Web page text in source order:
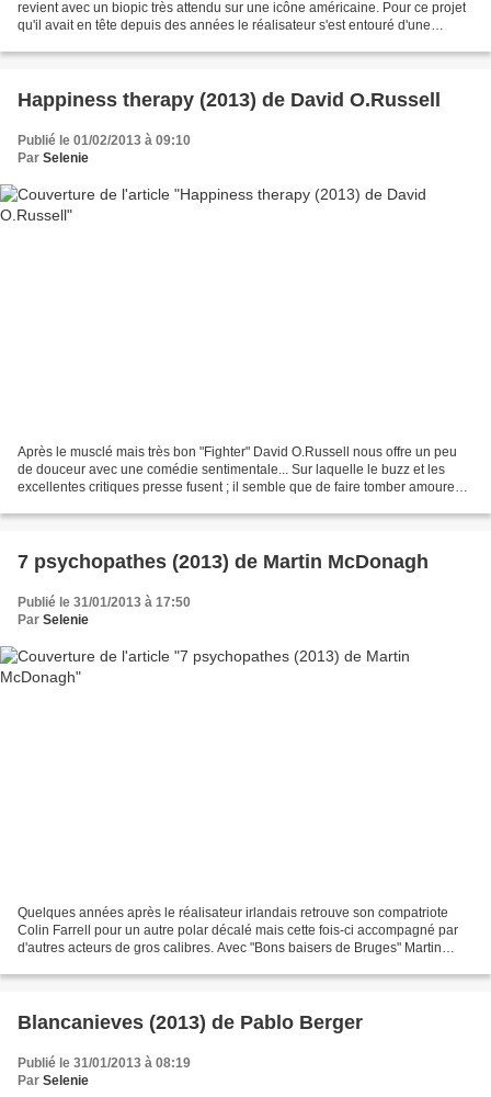
revient avec un biopic très attendu sur une icône américaine. Pour ce projet
qu'il avait en tête depuis des années le réalisateur s'est entouré d'une
Happiness therapy (2013) de David O.Russell
Publié le 01/02/2013 à 09:10
Par Selenie
Après le musclé mais très bon "Fighter" David O.Russell nous offre un peu
de douceur avec une comédie sentimentale... Sur laquelle le buzz et les
excellentes critiques presse fusent ; il semble que de faire tomber amoureux
7 psychopathes (2013) de Martin McDonagh
Publié le 31/01/2013 à 17:50
Par Selenie
Quelques années après le réalisateur irlandais retrouve son compatriote
Colin Farrell pour un autre polar décalé mais cette fois-ci accompagné par
d'autres acteurs de gros calibres. Avec "Bons baisers de Bruges" Martin
Blancanieves (2013) de Pablo Berger
Publié le 31/01/2013 à 08:19
Par Selenie